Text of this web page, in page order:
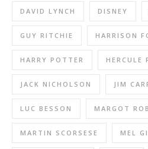
DAVID LYNCH DISNEY
GUY RITCHIE HARRISON
HARRY POTTER HERCULE
JACK NICHOLSON JIM
LUC BESSON MARGOT
MARTIN SCORSESE MEL